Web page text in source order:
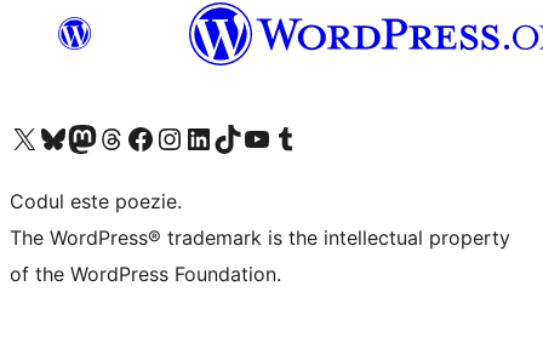
Mergi la contul nostru X (fost Twitter)
Vizitează contul nostru Bluesky
Vizitează contul nostru Mastodon
Vizitează contul nostru Threads
Vizitează pagina noastră Facebook
Vizitează-ne pe Instagram
Vizitează-ne pe LinkedIn
Vizitează contul nostru TikTok
Vizitează canalul nostru YouTube
Vizitează contul nostru Tumblr
Codul este poezie.
The WordPress® trademark is the intellectual property
of the WordPress Foundation.